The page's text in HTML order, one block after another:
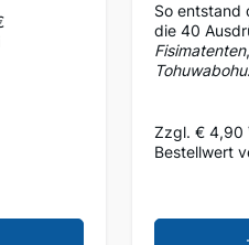
So entstand
die 40
Fisimatenten,
Tohuwabohu.
Zzgl. € 4,90
Bestellwert